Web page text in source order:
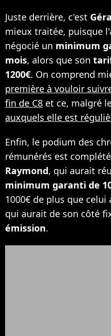
Juste derrière, c'est
mieux traitée, puisque
négocié un minimum
mois, alors que son
1200€. On comprend
première à vouloir
fin de C8 et ce, malgré
auxquels elle est
Enfin, le podium des
rémunérés est
Raymond, qui aurait
minimum garanti de
1000€ de plus que celui
qui aurait de son côté
émission.